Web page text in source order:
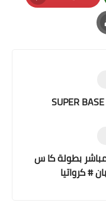
Pinterest
SUPER
مباشر بطولة كا س
# كرواتيا